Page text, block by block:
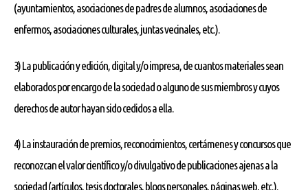
(ayuntamientos, asociaciones de padres de alumnos, asociaciones de
enfermos, asociaciones culturales, juntas vecinales, etc.).
3) La publicación y edición, digital y/o impresa, de cuantos materiales sean
elaborados por encargo de la sociedad o alguno de sus miembros y cuyos
derechos de autor hayan sido cedidos a ella.
4) La instauración de premios, reconocimientos, certámenes y concursos que
reconozcan el valor científico y/o divulgativo de publicaciones ajenas a la
sociedad (artículos, tesis doctorales, blogs personales, páginas web, etc.).